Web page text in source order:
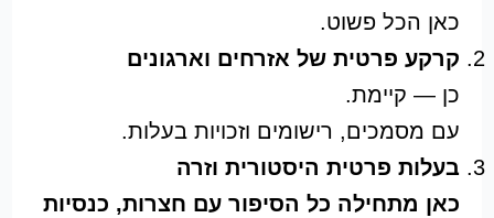
כאן הכל פשוט.
קרקע פרטית של אזרחים וארגונים
כן — קיימת.
עם מסמכים, רישומים וזכויות בעלות.
בעלות פרטית היסטורית וזרה
כאן מתחילה כל הסיפור עם חצרות, כנסיות